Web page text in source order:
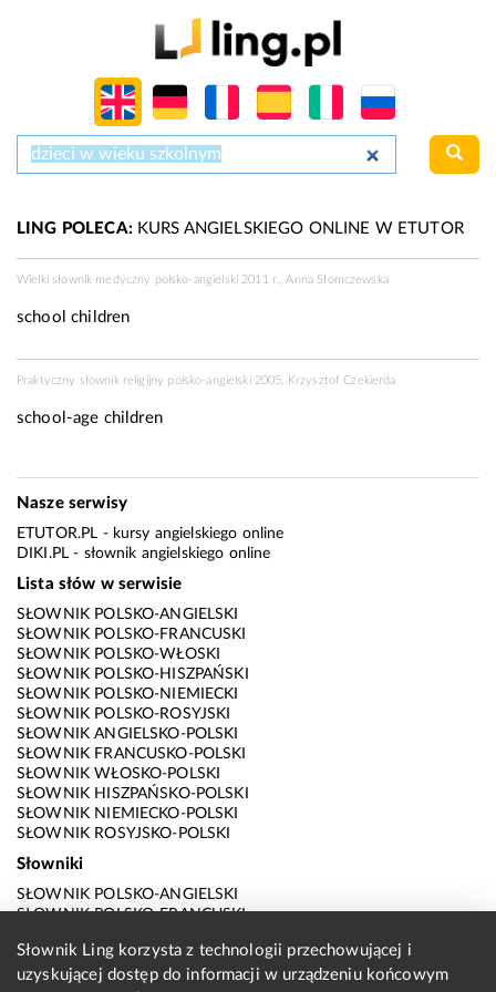
LING POLECA:KURS ANGIELSKIEGO ONLINE W ETUTOR
Wielki słownik medyczny polsko-angielski 2011 r., Anna Słomczewska
school children
Praktyczny słownik religijny polsko-angielski 2005, Krzysztof Czekierda
school-age children
Nasze serwisy
ETUTOR.PL - kursy angielskiego online
DIKI.PL - słownik angielskiego online
Lista słów w serwisie
SŁOWNIK POLSKO-ANGIELSKI
SŁOWNIK POLSKO-FRANCUSKI
SŁOWNIK POLSKO-WŁOSKI
SŁOWNIK POLSKO-HISZPAŃSKI
SŁOWNIK POLSKO-NIEMIECKI
SŁOWNIK POLSKO-ROSYJSKI
SŁOWNIK ANGIELSKO-POLSKI
SŁOWNIK FRANCUSKO-POLSKI
SŁOWNIK WŁOSKO-POLSKI
SŁOWNIK HISZPAŃSKO-POLSKI
SŁOWNIK NIEMIECKO-POLSKI
SŁOWNIK ROSYJSKO-POLSKI
Słowniki
SŁOWNIK POLSKO-ANGIELSKI
SŁOWNIK POLSKO-FRANCUSKI
SŁOWNIK POLSKO-HISZPAŃSKI
SŁOWNIK POLSKO-NIEMIECKI
Słownik Ling korzysta z technologii przechowującej i
uzyskującej dostęp do informacji w urządzeniu końcowym